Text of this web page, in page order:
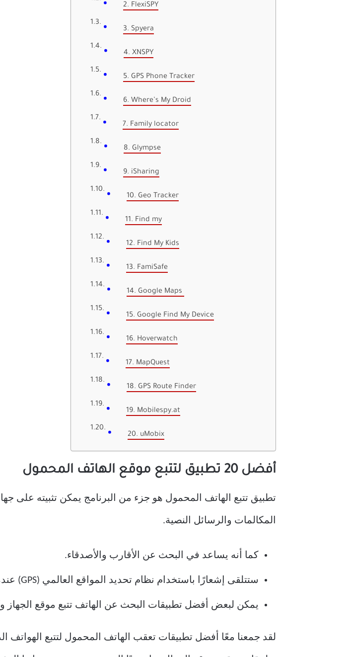
2. FlexiSPY
3. Spyera
4. XNSPY
5. GPS Phone Tracker
6. Where’s My Droid
7. Family locator
8. Glympse
9. iSharing
10. Geo Tracker
11. Find my
12. Find My Kids
13. FamiSafe
14. Google Maps
15. Google Find My Device
16. Hoverwatch
17. MapQuest
18. GPS Route Finder
19. Mobilespy.at
20. uMobix
أفضل 20 تطبيق لتتبع موقع الهاتف المحمول
المكالمات والرسائل النصية.
كما أنه يساعد في البحث عن الأقارب والأصدقاء.
ستتلقى إشعارًا باستخدام نظام تحديد المواقع العالمي (GPS) عندما يكون أحد أفراد عائلتك قريبًا منك.
يمكن لبعض أفضل تطبيقات البحث عن الهاتف تتبع موقع الجهاز
لقد جمعنا معًا أفضل تطبيقات تعقب الهاتف المحمول لتتبع